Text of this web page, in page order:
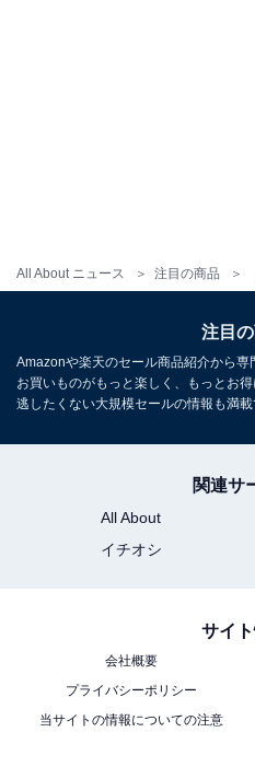
All About ニュース 注目の商品
【販売終了24年モデル】パナ
VIO専用シェーバー IPX7防水
調 ES-WV62-H
Amazon
注目
Amazonや楽天のセール商品紹介から
お買いものがもっと楽しく、もっとお
逃したくない大規模セールの情報も満載
関連サ
All About
イチオシ
サイ
会社概要
プライバシーポリシー
当サイトの情報についての注意